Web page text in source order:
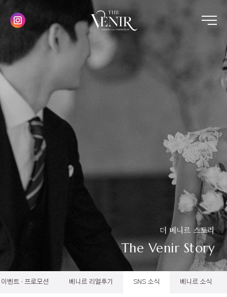
더 베니르 스토리
The Venir Story
이벤트 · 프로모션 베니르 리얼후기 SNS 소식 베니르 소식